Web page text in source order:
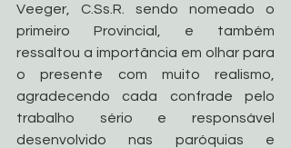
Veeger, C.Ss.R. sendo nomeado o
primeiro Provincial, e também
ressaltou a importância em olhar para
o presente com muito realismo,
agradecendo cada confrade pelo
trabalho sério e responsável
desenvolvido nas paróquias e